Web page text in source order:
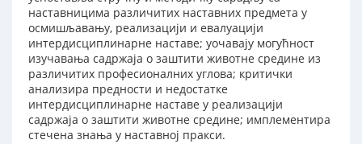
наставницима различитих наставних предмета у
осмишљавању, реализацији и евалуацији
интердисциплинарне наставе; уочавају могућност
изучавања садржаја о заштити животне средине из
различитих професионалних углова; критички
анализира предности и недостатке
интердисциплинарне наставе у реализацији
садржаја о заштити животне средине; имплементира
стечена знања у наставној пракси.